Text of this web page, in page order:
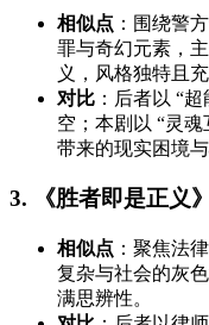
相似点 ：围绕警
罪与奇幻元素，
义，风格独特且充
对比 ：后者以 “
空；本剧以 “灵
带来的现实困境与
3. 《胜者即是正义
相似点 ：聚焦法
复杂与社会的灰
满思辨性。